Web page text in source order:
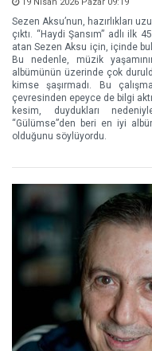
Sezen Aksu’nun, hazırlıkları
çıktı. “Haydi Şansım” adlı ilk
atan Sezen Aksu için, içinde
Bu nedenle, müzik
albümünün üzerinde çok
kimse şaşırmadı. Bu
çevresinden epeyce de bilgi
kesim, duydukları
“Gülümse”den beri en iyi
olduğunu söylüyordu.